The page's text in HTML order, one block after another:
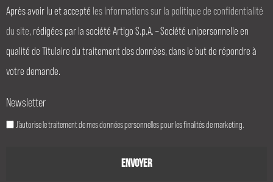
Après avoir lu et accepté les Informations sur la politique de confidentialité
du site, rédigées par la société Artigo S.p.A. – Société unipersonnelle en
qualité de Titulaire du traitement des données, dans le but de répondre à
votre demande.
Newsletter
J’autorise le traitement de mes données personnelles pour les finalités de marketing.